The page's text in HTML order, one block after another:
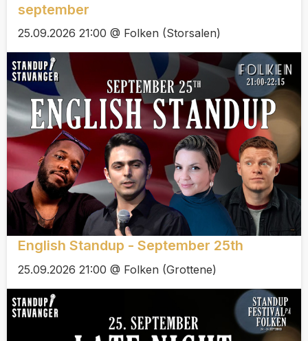
september
25.09.2026 21:00 @ Folken (Storsalen)
English Standup - September 25th
25.09.2026 21:00 @ Folken (Grottene)